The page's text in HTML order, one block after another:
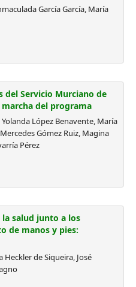
García García, María
del Servicio Murciano de
del programa
López Benavente, María
Gómez Ruiz, Magina
Pérez
salud junto a los
de manos y pies:
Heckler de Siqueira, José